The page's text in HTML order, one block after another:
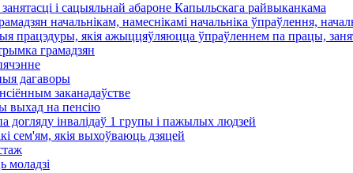
і сацыяльнай абароне Капыльскага райвыканкама
начальнікам, намеснікамі начальніка ўпраўлення,
працэдуры, якія ажыццяўляюцца ўпраўленнем па працы,
грамадзян
дагаворы
заканадаўстве
выхад на пенсію
догляду інвалідаў 1 ​​групы і пажылых людзей
сем'ям, якія выхоўваюць дзяцей
моладзі